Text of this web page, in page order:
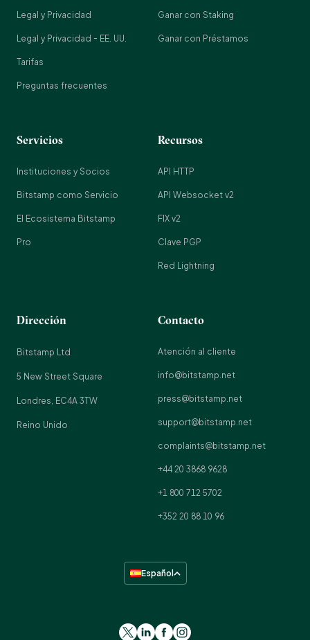
Legal y Privacidad
Legal y Privacidad - EE. UU.
Tarifas
Preguntas frecuentes
Ganar con Staking
Ganar con Préstamos
Servicios
Instituciones y Socios
Bitstamp como Servicio
El Ecosistema Bitstamp
Pro
Recursos
API HTTP
API Websocket v2
FIX v2
Clave PGP
Red Lightning
Dirección
Bitstamp Ltd
5 New Street Square
Londres, EC4A 3TW
Reino Unido
Contacto
Atención al cliente
info@bitstamp.net
press@bitstamp.net
support@bitstamp.net
complaints@bitstamp.net
+44 20 3868 9628
+1 800 712 5702
+352 20 88 10 96
Español